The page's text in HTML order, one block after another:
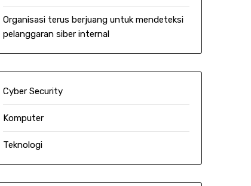
Organisasi terus berjuang untuk mendeteksi
pelanggaran siber internal
Cyber Security
Komputer
Teknologi